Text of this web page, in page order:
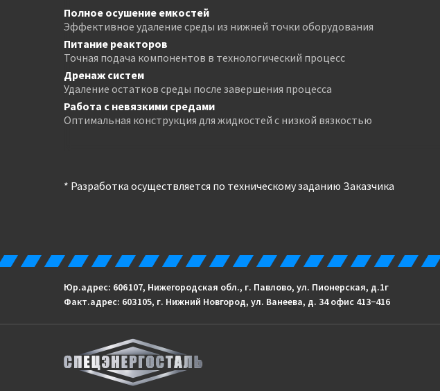
Полное осушение емкостей
Эффективное удаление среды из нижней точки оборудования
Питание реакторов
Точная подача компонентов в технологический процесс
Дренаж систем
Удаление остатков среды после завершения процесса
Работа с невязкими средами
Оптимальная конструкция для жидкостей с низкой вязкостью
* Разработка осуществляется по техническому заданию Заказчика
Юр.адрес: 606 107, Нижегородская обл., г. Павлово, ул. Пионерская, д.1г
Факт.адрес: 603 105, г. Нижний Новгород, ул. Ванеева, д. 34 офис 413−416